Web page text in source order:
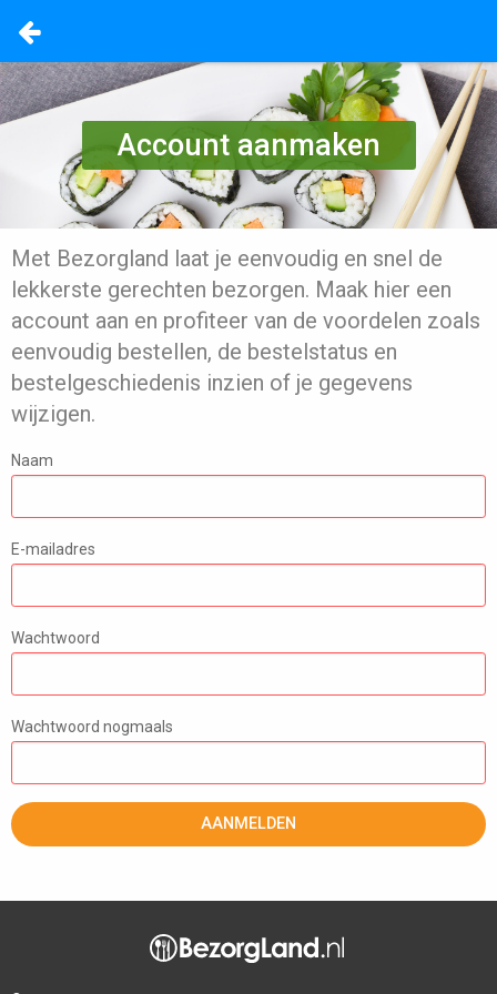
Account aanmaken
Met Bezorgland laat je eenvoudig en snel de
lekkerste gerechten bezorgen. Maak hier een
account aan en profiteer van de voordelen zoals
eenvoudig bestellen, de bestelstatus en
bestelgeschiedenis inzien of je gegevens
wijzigen.
Naam
E-mailadres
Wachtwoord
Wachtwoord nogmaals
AANMELDEN